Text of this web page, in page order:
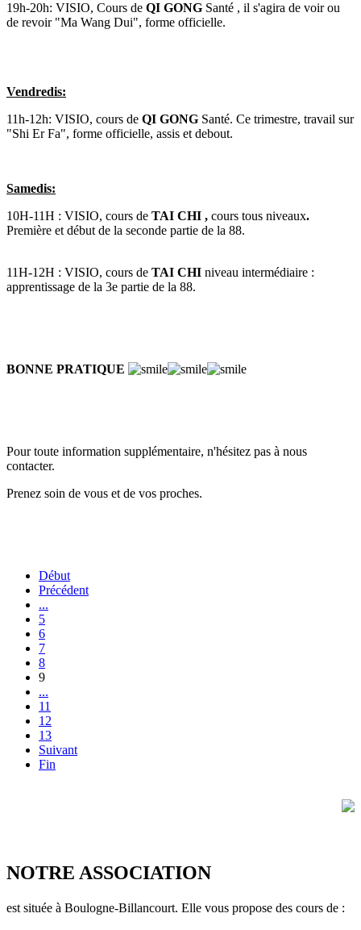
19h-20h: VISIO, Cours de QI GONG Santé , il s'agira de voir ou
de revoir "Ma Wang Dui", forme officielle.
Vendredis:
11h-12h: VISIO, cours de QI GONG Santé. Ce trimestre, travail sur
"Shi Er Fa", forme officielle, assis et debout.
Samedis:
10H-11H : VISIO, cours de TAI CHI , cours tous niveaux.
Première et début de la seconde partie de la 88.
11H-12H : VISIO, cours de TAI CHI niveau intermédiaire :
apprentissage de la 3e partie de la 88.
BONNE PRATIQUE
Pour toute information supplémentaire, n'hésitez pas à nous
contacter.
Prenez soin de vous et de vos proches.
Début
Précédent
...
5
6
7
8
9
...
11
12
13
Suivant
Fin
NOTRE ASSOCIATION
est située à Boulogne-Billancourt. Elle vous propose des cours de :